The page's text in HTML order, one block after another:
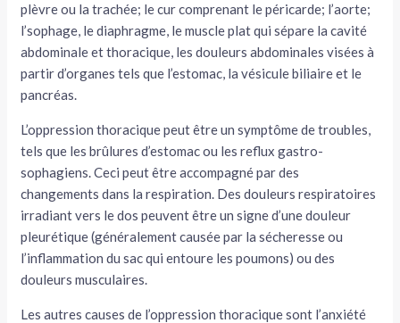
plèvre ou la trachée; le cur comprenant le péricarde; l’aorte;
l’sophage, le diaphragme, le muscle plat qui sépare la cavité
abdominale et thoracique, les douleurs abdominales visées à
partir d’organes tels que l’estomac, la vésicule biliaire et le
pancréas.
L’oppression thoracique peut être un symptôme de troubles,
tels que les brûlures d’estomac ou les reflux gastro-
sophagiens. Ceci peut être accompagné par des
changements dans la respiration. Des douleurs respiratoires
irradiant vers le dos peuvent être un signe d’une douleur
pleurétique (généralement causée par la sécheresse ou
l’inflammation du sac qui entoure les poumons) ou des
douleurs musculaires.
Les autres causes de l’oppression thoracique sont l’anxiété